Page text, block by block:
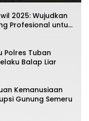
2025: Wujudkan
Profesional untuk
Polres Tuban
Balap Liar
Kemanusiaan
Gunung Semeru